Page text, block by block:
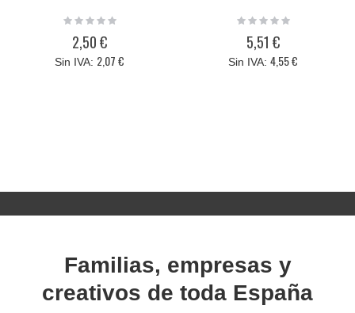
Rating:
2,50 €
2,07 €
Rating:
5,51 €
4,55 €
Familias, empresas y
creativos de toda España